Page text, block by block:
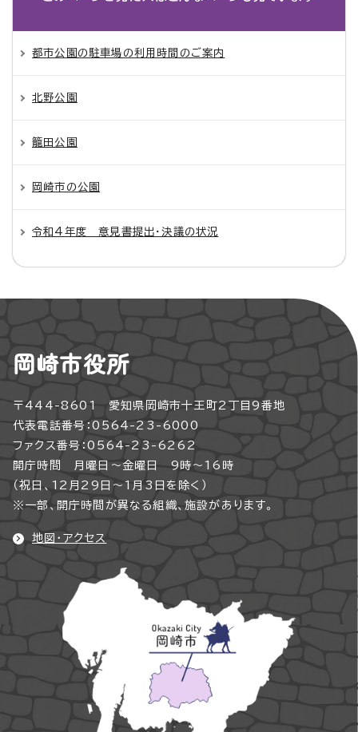
都市公園の駐車場の利用時間のご案内
北野公園
籠田公園
岡崎市の公園
令和4年度 意見書提出・決議の状況
岡崎市役所
〒444-8601 愛知県岡崎市十王町2丁目9番地
代表電話番号：0564-23-6000
ファクス番号：0564-23-6262
開庁時間 月曜日～金曜日 9時～16時
（祝日、12月29日～1月3日を除く）
※一部、開庁時間が異なる組織、施設があります。
地図・アクセス